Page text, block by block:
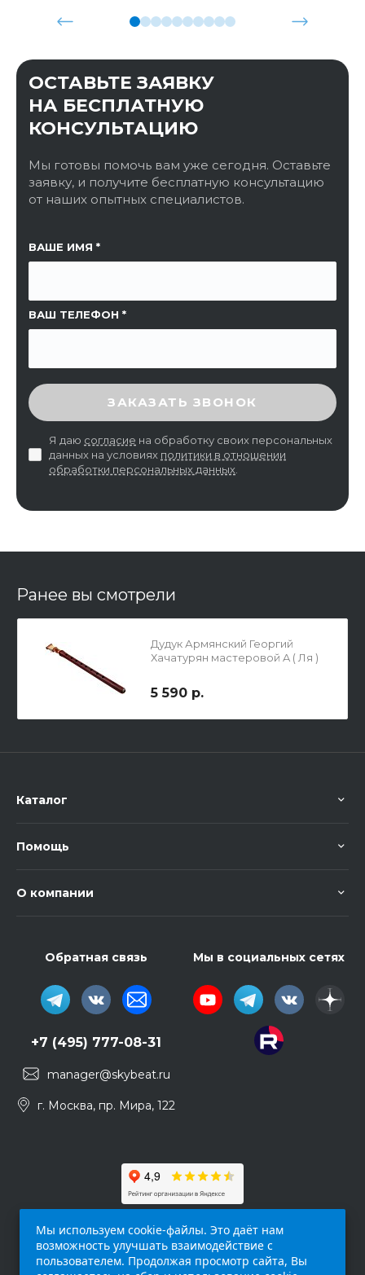
ОСТАВЬТЕ ЗАЯВКУ
НА БЕСПЛАТНУЮ
КОНСУЛЬТАЦИЮ
Мы готовы помочь вам уже сегодня. Оставьте
заявку, и получите бесплатную консультацию
от наших опытных специалистов.
ВАШЕ ИМЯ
ВАШ ТЕЛЕФОН
ССЫЛКА НА СТРАНИЦУ
ВВЕДИТЕ ПРОВЕРОЧНЫЙ КОД
ЗАКАЗАТЬ ЗВОНОК
Я даю согласие на обработку своих персональных
данных на условиях политики в отношении
обработки персональных данных
Ранее вы смотрели
Дудук Армянский Георгий
Хачатурян мастеровой A ( Ля )
5 590 р.
Каталог
Помощь
О компании
Обратная связь
+7 (495) 777-08-31
manager@skybeat.ru
г. Москва, пр. Мира, 122
Мы в социальных сетях
Мы используем cookie-файлы. Это даёт нам
возможность улучшать взаимодействие с
пользователем. Продолжая просмотр сайта, Вы